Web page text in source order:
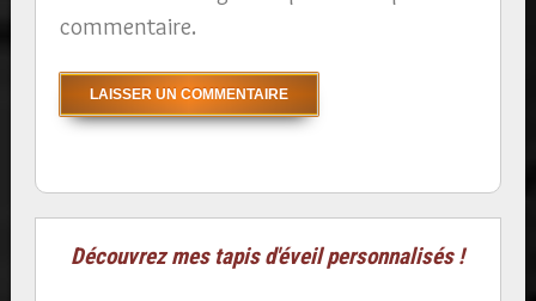
commentaire.
Découvrez mes tapis d'éveil personnalisés !